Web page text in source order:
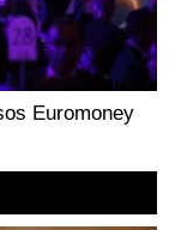
Euromoney